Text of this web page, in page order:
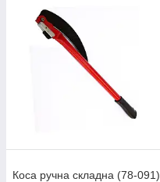
Коса ручна складна (78-091)